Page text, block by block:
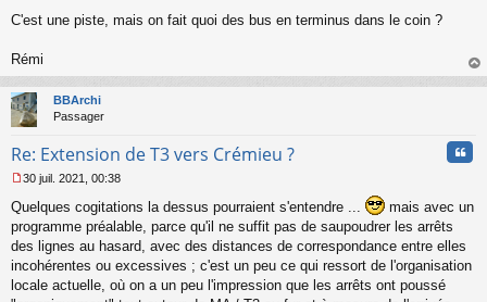
s
e
n
o
n
l
C'est une piste, mais on fait quoi des bus en terminus dans le coin ?
Rémi
au
BBArchi
Passager
Re: Extension de T3 vers Crémieu ?
e
s
a
g
e
30 juil. 2021, 00:38
Quelques cogitations la dessus pourraient s'entendre ...
mais avec un
programme préalable, parce qu'il ne suffit pas de saupoudrer les arrêts
des lignes au hasard, avec des distances de correspondance entre elles
incohérentes ou excessives ; c'est un peu ce qui ressort de l'organisation
locale actuelle, où on a un peu l'impression que les arrêts ont poussé